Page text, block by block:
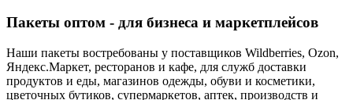
Пакеты оптом - для бизнеса и маркетплейсов
Наши пакеты востребованы у поставщиков Wildberries, Ozon,
Яндекс.Маркет, ресторанов и кафе, для служб доставки
продуктов и еды, магазинов одежды, обуви и косметики,
цветочных бутиков, супермаркетов, аптек, производств и